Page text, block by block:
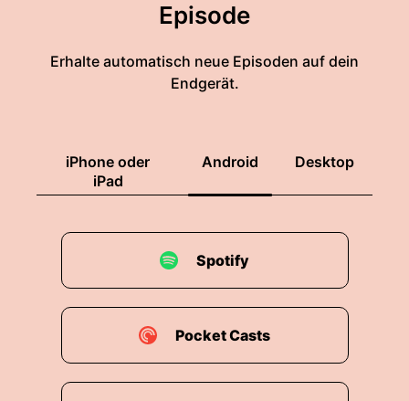
Episode
Erhalte automatisch neue Episoden auf dein
Endgerät.
iPhone oder
iPad
Android Desktop
Spotify
Pocket Casts